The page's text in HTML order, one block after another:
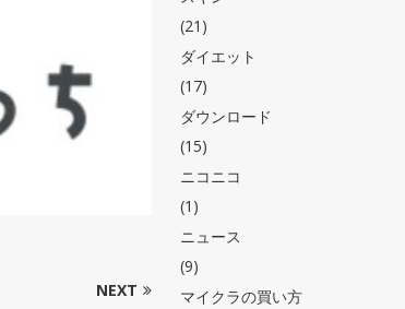
NEXT
(21)
ダイエット
(17)
ダウンロード
(15)
ニコニコ
(1)
ニュース
(9)
マイクラの買い方